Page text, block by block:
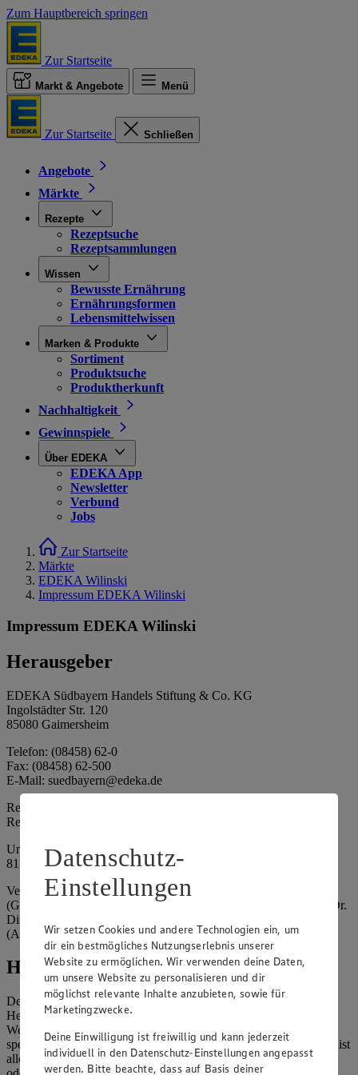
Zum Hauptbereich springen
Zur Startseite
Markt & Angebote Menü
Zur Startseite Schließen
Angebote
Märkte
Rezepte
Rezeptsuche
Rezeptsammlungen
Wissen
Bewusste Ernährung
Ernährungsformen
Lebensmittelwissen
Marken & Produkte
Sortiment
Produktsuche
Produktherkunft
Nachhaltigkeit
Gewinnspiele
Über EDEKA
EDEKA App
Newsletter
Verbund
Jobs
Zur Startseite
Märkte
EDEKA Wilinski
Impressum EDEKA Wilinski
Impressum EDEKA Wilinski
Herausgeber
EDEKA Südbayern Handels Stiftung & Co. KG
Ingolstädter Str. 120
85080 Gaimersheim
Telefon: (08458) 62-0
Fax: (08458) 62-500
E-Mail: suedbayern@edeka.de
Registergericht: Amtsgericht Ingolstadt
Registernummer: HRA 3325
Umsatzsteuer-Identifikationsnummer gem. § 27a UStG: DE
815764015
Vertretungsberechtigte: EDEKA Südbayern Handelsstiftung
(Gesellschafter), Claus Hollinger (Vorstandsmitglied, Sprecher), Dr.
Dirk Eßmann (Vorstandsmitglied), Leo Schwaiberger
(Aufsichtsratsvorsitzender)
Hinweise
Der Inhalt dieser Website ist urheberrechtlich geschützt. Der
Herausgeber gewährt Ihnen jedoch das Recht, den auf dieser
Website bereitgestellten Text ganz oder ausschnittsweise zu
speichern und zu vervielfältigen. Aus Gründen des Urheberrechts ist
allerdings die Speicherung und Vervielfältigung von Bildmaterial
Datenschutz-
Einstellungen
Wir setzen Cookies und andere Technologien ein, um
dir ein bestmögliches Nutzungserlebnis unserer
Website zu ermöglichen. Wir verwenden deine Daten,
um unsere Website zu personalisieren und dir
möglichst relevante Inhalte anzubieten, sowie für
Marketingzwecke.
Deine Einwilligung ist freiwillig und kann jederzeit
individuell in den Datenschutz-Einstellungen angepasst
werden. Bitte beachte, dass auf Basis deiner